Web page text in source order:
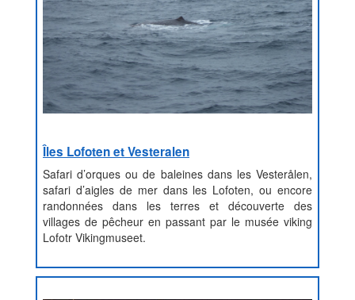
Îles Lofoten et Vesteralen
Safari d’orques ou de baleines dans les Vesterålen,
safari d’aigles de mer dans les Lofoten, ou encore
randonnées dans les terres et découverte des
villages de pêcheur en passant par le musée viking
Lofotr Vikingmuseet.